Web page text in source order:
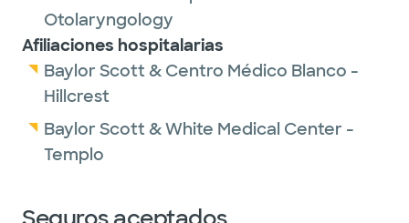
Otolaryngology
Afiliaciones hospitalarias
Baylor Scott & Centro Médico Blanco -
Hillcrest
Baylor Scott & White Medical Center -
Templo